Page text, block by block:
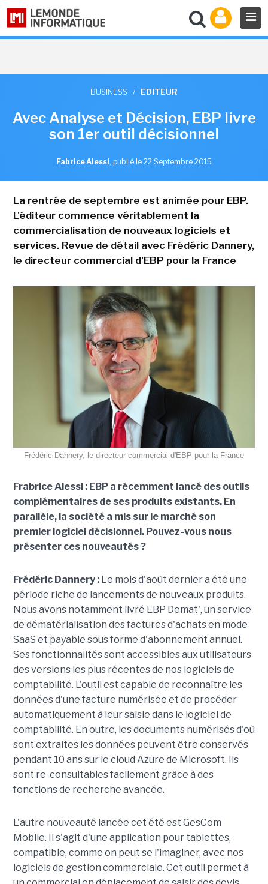
BUSINESS / EDITEUR
Avec Analyse et Décision, EBP livre
son 1er outil décisionnel
Fabrice Alessi, publié le 22 Septembre 2015
La rentrée de septembre est animée pour EBP.
L'éditeur commence véritablement la
commercialisation de nouveaux logiciels et
services. Revue de détail avec Frédéric Dannery,
le directeur commercial d'EBP pour la France
Frédéric Dannery, le directeur commercial d'EBP pour la France
Frabrice Alessi : EBP a récemment lancé des outils
complémentaires de ses produits existants. En
parallèle, la société a mis sur le marché son
premier logiciel décisionnel. Pouvez-vous nous
présenter ces nouveautés ?
Frédéric Dannery : Le mois d'août dernier a été une
période riche de lancements de nouveaux produits.
Nous avons notamment livré EBP Demat', un service
de dématérialisation des factures d'achats en mode
SaaS et payable sous forme d'abonnement annuel.
Ses fonctionnalités sont accessibles aux utilisateurs
des versions les plus récentes de nos logiciels de
comptabilité. L'outil est capable de reconnaître les
données d'une facture numérisée et de procéder
automatiquement à leur saisie dans le logiciel de
comptabilité. En outre, les documents numérisés d'où
sont extraites les données peuvent être conservés
pendant 10 ans sur le cloud Azure de Microsoft. Ils
sont re-consultables facilement grâce à des
fonctions de recherche avancée.
L'autre nouveauté lancée cet été est GesCom
Mobile. Il s'agit d'une application pour tablettes,
compatible, comme on peut se l'imaginer, avec nos
logiciels de gestion commerciale. Cet outil permet à